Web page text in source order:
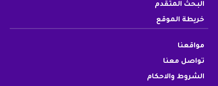
البحث المتقدم
خريطة الموقع
مواقعنا
تواصل معنا
الشروط والاحكام